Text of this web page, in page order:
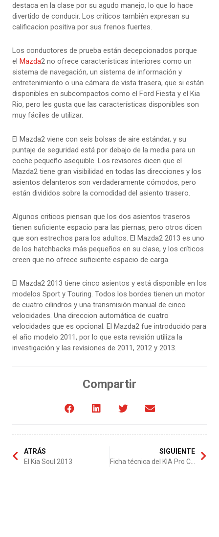
destaca en la clase por su agudo manejo, lo que lo hace
divertido de conducir. Los críticos también expresan su
calificacion positiva por sus frenos fuertes.
Los conductores de prueba están decepcionados porque
el Mazda2 no ofrece características interiores como un
sistema de navegación, un sistema de información y
entretenimiento o una cámara de vista trasera, que si están
disponibles en subcompactos como el Ford Fiesta y el Kia
Rio, pero les gusta que las características disponibles son
muy fáciles de utilizar.
El Mazda2 viene con seis bolsas de aire estándar, y su
puntaje de seguridad está por debajo de la media para un
coche pequeño asequible. Los revisores dicen que el
Mazda2 tiene gran visibilidad en todas las direcciones y los
asientos delanteros son verdaderamente cómodos, pero
están divididos sobre la comodidad del asiento trasero.
Algunos criticos piensan que los dos asientos traseros
tienen suficiente espacio para las piernas, pero otros dicen
que son estrechos para los adultos. El Mazda2 2013 es uno
de los hatchbacks más pequeños en su clase, y los críticos
creen que no ofrece suficiente espacio de carga.
El Mazda2 2013 tiene cinco asientos y está disponible en los
modelos Sport y Touring. Todos los bordes tienen un motor
de cuatro cilindros y una transmisión manual de cinco
velocidades. Una direccion automática de cuatro
velocidades que es opcional. El Mazda2 fue introducido para
el año modelo 2011, por lo que esta revisión utiliza la
investigación y las revisiones de 2011, 2012 y 2013.
Compartir
ATRÁS
El Kia Soul 2013
SIGUIENTE
Ficha técnica del KIA Pro Cee’d GT (2013)